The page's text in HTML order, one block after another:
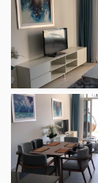
В АРЕНДУ